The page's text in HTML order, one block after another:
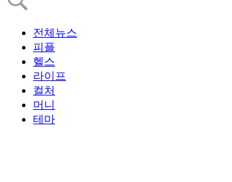
전체뉴스
피플
헬스
라이프
컬처
머니
테마